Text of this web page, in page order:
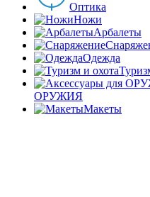
Оптика
Ножи
Арбалеты
Одежда
ОРУЖИЯ
Макеты